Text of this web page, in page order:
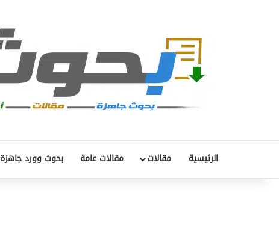
الرئيسية مقالات مقالات عامة بحوث وورد جاهزة